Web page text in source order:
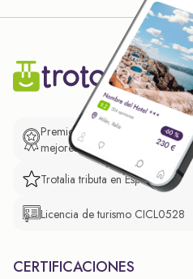
Premio de El Confidencial a las
mejores prácticas empresariales.
Trotalia tributa en España
Licencia de turismo CICL0528
CERTIFICACIONES